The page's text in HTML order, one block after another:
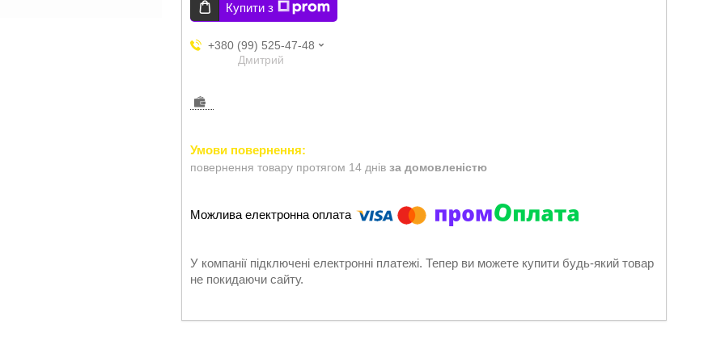
Купити з
+380 (99) 525-47-48
Дмитрий
повернення товару протягом 14 днів за домовленістю
У компанії підключені електронні платежі. Тепер ви можете купити будь-який товар
не покидаючи сайту.